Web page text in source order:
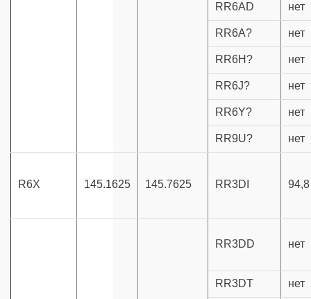
RR6AD нет
RR6A? нет
RR6H? нет
RR6J? нет
RR6Y? нет
RR9U? нет
R6X 145.1625 145.7625 RR3DI
RR3DD нет
RR3DT нет